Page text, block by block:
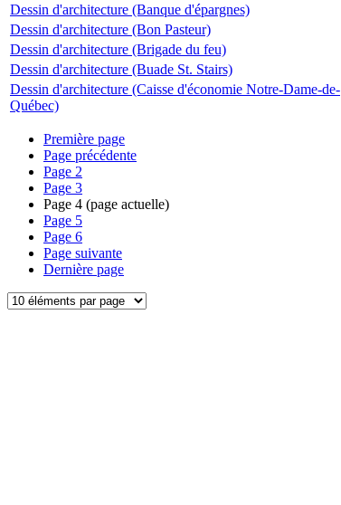
Dessin d'architecture (Banque d'épargnes)
Dessin d'architecture (Bon Pasteur)
Dessin d'architecture (Brigade du feu)
Dessin d'architecture (Buade St. Stairs)
Dessin d'architecture (Caisse d'économie Notre-Dame-de-
Québec)
Première page
Page précédente
Page 2
Page 3
Page 4 (page actuelle)
Page 5
Page 6
Page suivante
Dernière page